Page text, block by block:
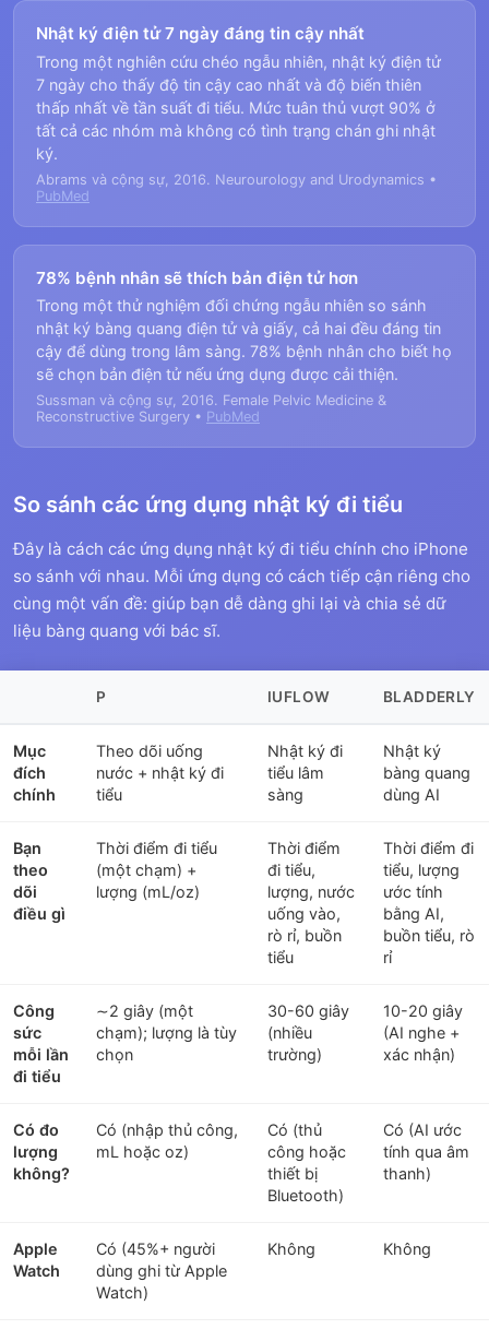
Nhật ký điện tử 7 ngày đáng tin cậy nhất
Trong một nghiên cứu chéo ngẫu nhiên, nhật ký điện tử
7 ngày cho thấy độ tin cậy cao nhất và độ biến thiên
thấp nhất về tần suất đi tiểu. Mức tuân thủ vượt 90% ở
tất cả các nhóm mà không có tình trạng chán ghi nhật
ký.
Abrams và cộng sự, 2016. Neurourology and Urodynamics •
PubMed
78% bệnh nhân sẽ thích bản điện tử hơn
Trong một thử nghiệm đối chứng ngẫu nhiên so sánh
nhật ký bàng quang điện tử và giấy, cả hai đều đáng tin
cậy để dùng trong lâm sàng. 78% bệnh nhân cho biết họ
sẽ chọn bản điện tử nếu ứng dụng được cải thiện.
Sussman và cộng sự, 2016. Female Pelvic Medicine &
Reconstructive Surgery • PubMed
So sánh các ứng dụng nhật ký đi tiểu
Đây là cách các ứng dụng nhật ký đi tiểu chính cho iPhone
so sánh với nhau. Mỗi ứng dụng có cách tiếp cận riêng cho
cùng một vấn đề: giúp bạn dễ dàng ghi lại và chia sẻ dữ
liệu bàng quang với bác sĩ.
P IUFLOW BLADDERLY
Mục
đích
chính
Theo dõi uống
nước + nhật ký đi
tiểu
Nhật ký đi
tiểu lâm
sàng
Nhật ký
bàng quang
dùng AI
Bạn
theo
dõi
điều gì
Thời điểm đi tiểu
(một chạm) +
lượng (mL/oz)
Thời điểm
đi tiểu,
lượng, nước
uống vào,
rò rỉ, buồn
tiểu
Thời điểm đi
tiểu, lượng
ước tính
bằng AI,
buồn tiểu, rò
rỉ
Công
sức
mỗi lần
đi tiểu
∼2 giây (một
chạm); lượng là tùy
chọn
30-60 giây
(nhiều
trường)
10-20 giây
(AI nghe +
xác nhận)
Có đo
lượng
không?
Có (nhập thủ công,
mL hoặc oz)
Có (thủ
công hoặc
thiết bị
Bluetooth)
Có (AI ước
tính qua âm
thanh)
Apple
Watch
Có (45%+ người
dùng ghi từ Apple
Watch)
Không Không